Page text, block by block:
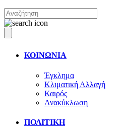
ΚΟΙΝΩΝΙΑ
Έγκλημα
Κλιματική Αλλαγή
Καιρός
Ανακύκλωση
ΠΟΛΙΤΙΚΗ